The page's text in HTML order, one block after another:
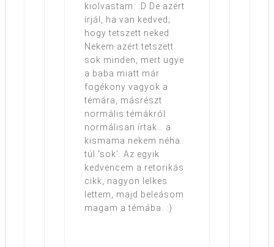
kiolvastam. :D De azért
írjál, ha van kedved;
hogy tetszett neked.
Nekem azért tetszett
sok minden, mert ugye
a baba miatt már
fogékony vagyok a
témára, másrészt
normális témákról
normálisan írtak… a
kismama nekem néha
túl ‘sok’. Az egyik
kedvencem a retorikás
cikk, nagyon lelkes
lettem, majd beleásom
magam a témába. :)